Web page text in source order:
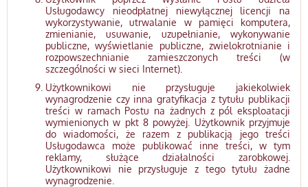
Usługodawcy nieodpłatnej niewyłącznej licencji na
wykorzystywanie, utrwalanie w pamięci komputera,
zmienianie, usuwanie, uzupełnianie, wykonywanie
publiczne, wyświetlanie publiczne, zwielokrotnianie i
rozpowszechnianie zamieszczonych treści (w
szczególności w sieci Internet).
Użytkownikowi nie przysługuje jakiekolwiek
wynagrodzenie czy inna gratyfikacja z tytułu publikacji
treści w ramach Postu na żadnych z pól eksploatacji
wymienionych w pkt 8 powyżej. Użytkownik przyjmuje
do wiadomości, że razem z publikacją jego treści
Usługodawca może publikować inne treści, w tym
reklamy, służące działalności zarobkowej.
Użytkownikowi nie przysługuje z tego tytułu żadne
wynagrodzenie.